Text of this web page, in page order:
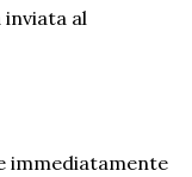
inviata al
immediatamente